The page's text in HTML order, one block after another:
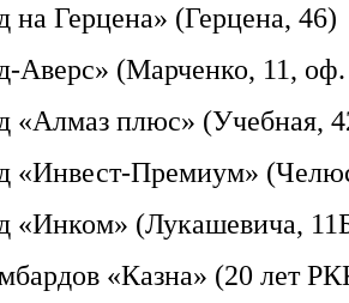
Герцена» (Герцена, 46)
(Марченко, 11,
плюс» (Учебная,
«Инвест-Премиум»
(Лукашевича,
«Казна» (20 лет